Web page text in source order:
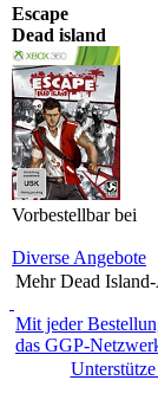
Escape
Dead island
Vorbestellbar bei
Diverse Angebote
Mehr Dead
Mit jeder
das GGP-